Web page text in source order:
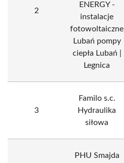
2
ENERGY -
instalacje
fotowoltaiczne
Lubań pompy
ciepła Lubań |
Legnica
3
Familo s.c.
Hydraulika
siłowa
PHU Smajda